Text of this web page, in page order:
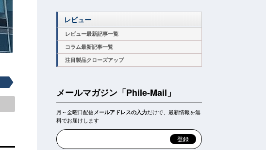
レビュー
レビュー最新記事一覧
コラム最新記事一覧
注目製品クローズアップ
メールマガジン「Phile-Mail」
月～金曜日配信メールアドレスの入力だけで、最新情報を無
料でお届けします